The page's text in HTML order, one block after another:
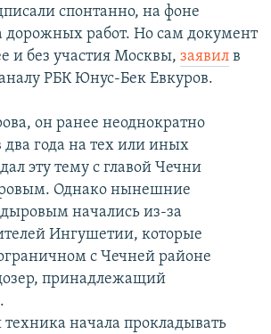
РС
спонтанно, на фоне
дорожных работ. Но сам документ
и без участия Москвы, заявил в
РБК Юнус-Бек Евкуров.
он ранее неоднократно
года на тех или иных
эту тему с главой Чечни
Однако нынешние
начались из-за
Ингушетии, которые
с Чечней районе
принадлежащий
техника начала прокладывать